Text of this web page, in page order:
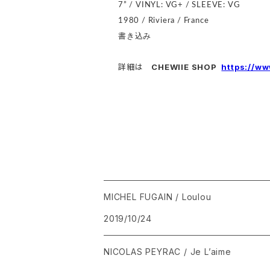
7” / VINYL: VG+ / SLEEVE: VG
1980 / Riviera / France
書き込み
詳細は CHEWIIE SHOP https://
MICHEL FUGAIN / Loulou
2019/10/24
NICOLAS PEYRAC / Je L’aime